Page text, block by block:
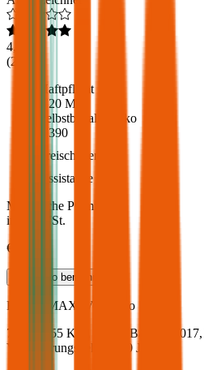
4,6
(216
Haftpflicht
€ 20 Mio.
Selbstbehalt Kasko
€ 390
Freischaden
Assistance
Monatliche Prämie
inkl. mVSt.
€ 55,49
Teilkasko berechnen
Ford
B-MAX, Vollkasko
74.7 PS/55 KW, diesel, Baujahr 2017,
Versicherungsnehmer 30 Jahre